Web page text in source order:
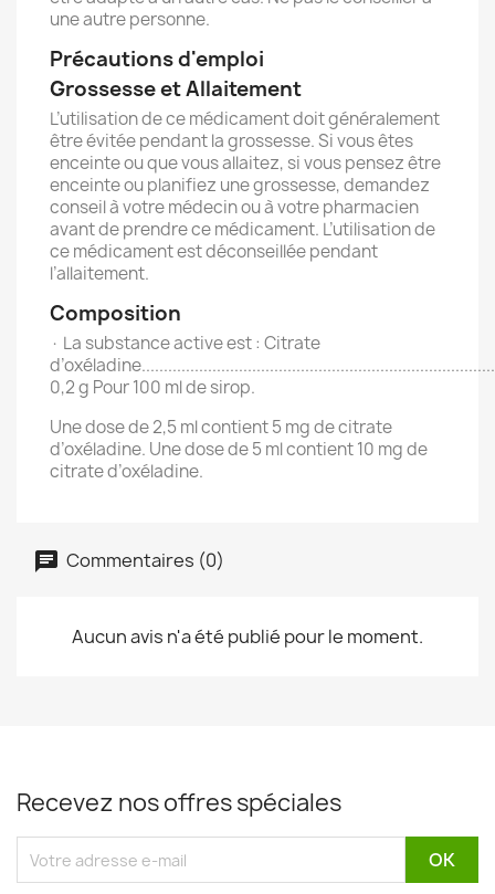
une autre personne.
Précautions d'emploi
Grossesse et Allaitement
L’utilisation de ce médicament doit généralement
être évitée pendant la grossesse. Si vous êtes
enceinte ou que vous allaitez, si vous pensez être
enceinte ou planifiez une grossesse, demandez
conseil à votre médecin ou à votre pharmacien
avant de prendre ce médicament. L’utilisation de
ce médicament est déconseillée pendant
l’allaitement.
Composition
· La substance active est : Citrate
0,2 g Pour 100 ml de sirop.
Une dose de 2,5 ml contient 5 mg de citrate
d’oxéladine. Une dose de 5 ml contient 10 mg de
citrate d’oxéladine.
Commentaires (0)
Aucun avis n'a été publié pour le moment.
Recevez nos offres spéciales